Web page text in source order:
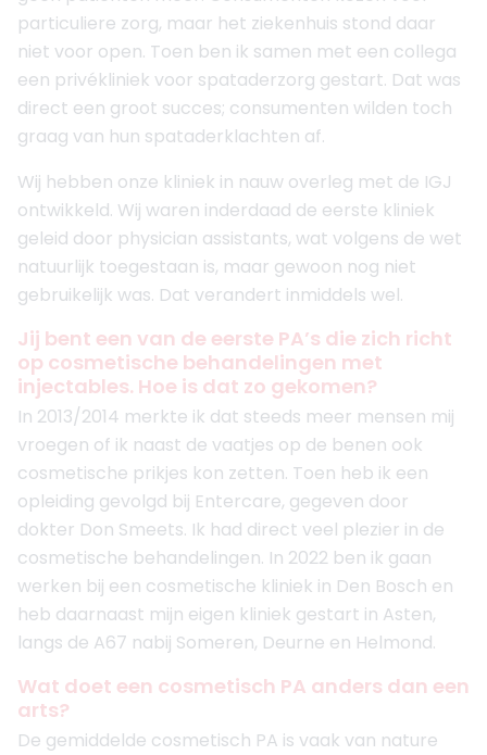
particuliere zorg, maar het ziekenhuis stond daar
niet voor open. Toen ben ik samen met een collega
een privékliniek voor spataderzorg gestart. Dat was
direct een groot succes; consumenten wilden toch
graag van hun spataderklachten af.
Wij hebben onze kliniek in nauw overleg met de IGJ
ontwikkeld. Wij waren inderdaad de eerste kliniek
geleid door physician assistants, wat volgens de wet
natuurlijk toegestaan is, maar gewoon nog niet
gebruikelijk was. Dat verandert inmiddels wel.
Jij bent een van de eerste PA’s die zich richt
op cosmetische behandelingen met
injectables. Hoe is dat zo gekomen?
In 2013/2014 merkte ik dat steeds meer mensen mij
vroegen of ik naast de vaatjes op de benen ook
cosmetische prikjes kon zetten. Toen heb ik een
opleiding gevolgd bij Entercare, gegeven door
dokter Don Smeets. Ik had direct veel plezier in de
cosmetische behandelingen. In 2022 ben ik gaan
werken bij een cosmetische kliniek in Den Bosch en
heb daarnaast mijn eigen kliniek gestart in Asten,
langs de A67 nabij Someren, Deurne en Helmond.
Wat doet een cosmetisch PA anders dan een
arts?
De gemiddelde cosmetisch PA is vaak van nature